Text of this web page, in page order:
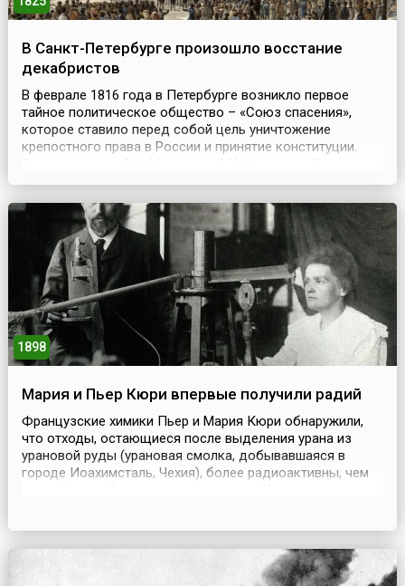
В Санкт-Петербурге произошло восстание
декабристов
В феврале 1816 года в Петербурге возникло первое
тайное политическое общество – «Союз спасения»,
которое ставило перед собой цель уничтожение
крепостного права в России и принятие конституции.
С.П. Трубецкой, И.Д. Якушкин, П.И. Пестель.
созданию более широкой организации, и в 1818 году в
Москве был со...
1898
Мария и Пьер Кюри впервые получили радий
Французские химики Пьер и Мария Кюри обнаружили,
что отходы, остающиеся после выделения урана из
урановой руды (урановая смолка, добывавшаяся в
городе Иоахимсталь, Чехия), более радиоактивны, чем